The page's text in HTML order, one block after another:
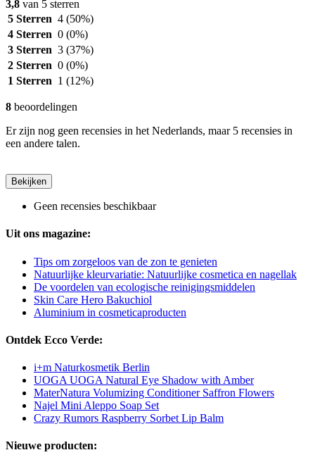
3,8 van 5 sterren
5 Sterren 4 (50%)
4 Sterren 0 (0%)
3 Sterren 3 (37%)
2 Sterren 0 (0%)
1 Sterren 1 (12%)
8 beoordelingen
Er zijn nog geen recensies in het Nederlands, maar 5 recensies in
een andere talen.
Bekijken
Geen recensies beschikbaar
Uit ons magazine:
Tips om zorgeloos van de zon te genieten
Natuurlijke kleurvariatie: Natuurlijke cosmetica en nagellak
De voordelen van ecologische reinigingsmiddelen
Skin Care Hero Bakuchiol
Aluminium in cosmeticaproducten
Ontdek Ecco Verde:
i+m Naturkosmetik Berlin
UOGA UOGA Natural Eye Shadow with Amber
MaterNatura Volumizing Conditioner Saffron Flowers
Najel Mini Aleppo Soap Set
Crazy Rumors Raspberry Sorbet Lip Balm
Nieuwe producten: